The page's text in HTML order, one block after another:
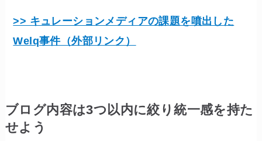
>> キュレーションメディアの課題を噴出した
Welq事件（外部リンク）
ブログ内容は3つ以内に絞り統一感を持た
せよう